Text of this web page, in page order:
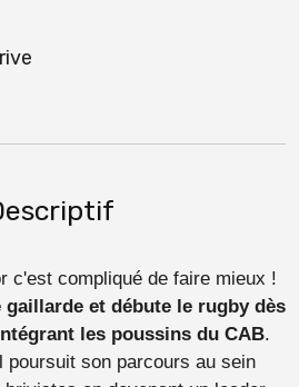
c'est compliqué de faire mieux !
et débute le rugby dès
les poussins du CAB.
poursuit son parcours au sein